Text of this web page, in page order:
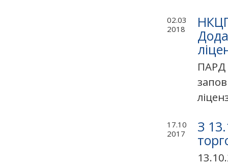
02.03
2018
ПАРД
17.10
2017
З